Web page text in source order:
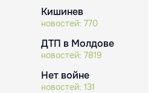
Кишинев
новостей: 770
ДТП в Молдове
новостей: 7819
Нет войне
новостей: 131